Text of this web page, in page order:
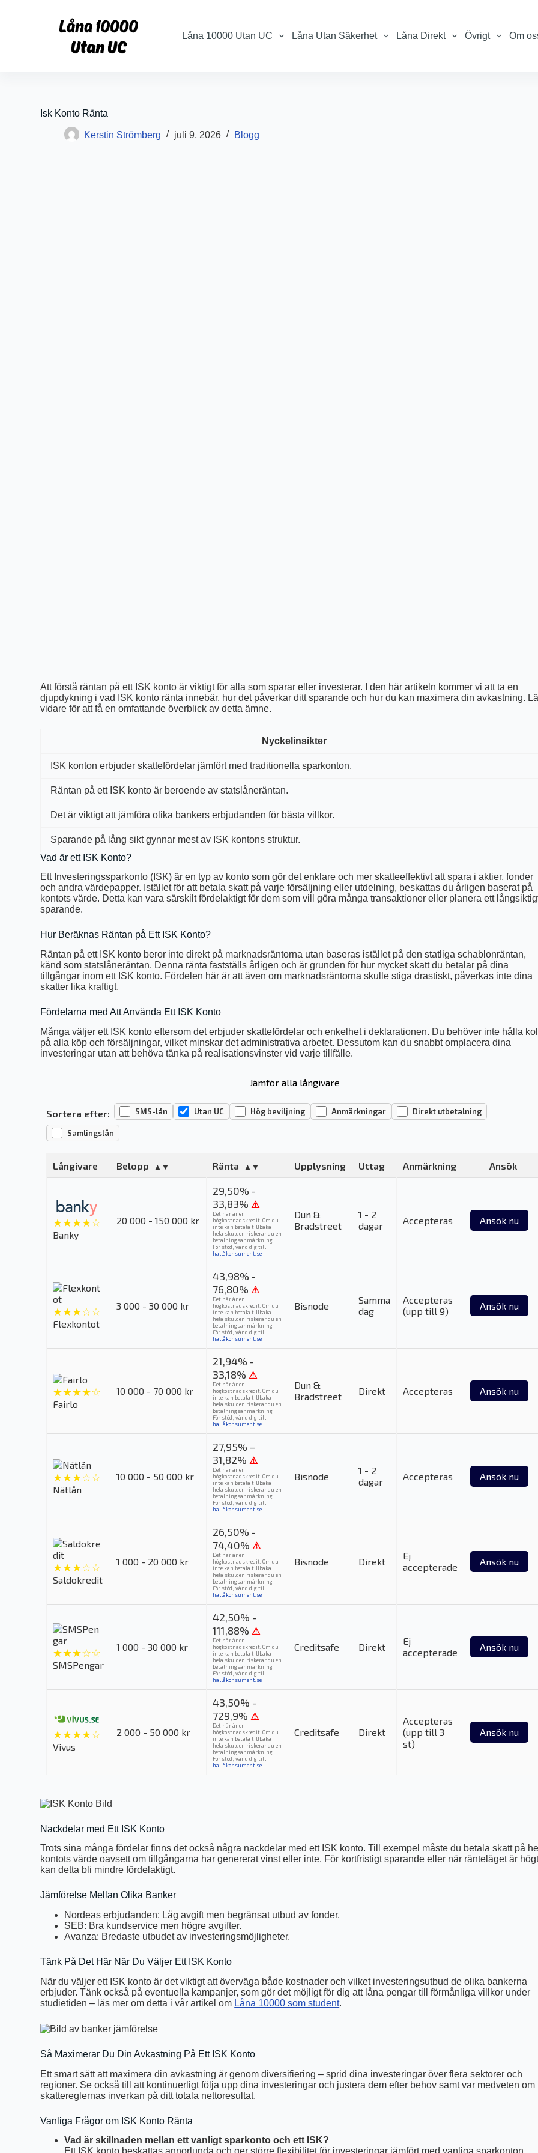
Låna 10000 Utan UC Låna Utan Säkerhet Låna Direkt Övrigt Om
Isk Konto Ränta
Kerstin Strömberg juli 9, 2026 Blogg
Att förstå räntan på ett ISK konto är viktigt för alla som sparar eller investerar. I den här artikeln kommer vi att ta en
djupdykning i vad ISK konto ränta innebär, hur det påverkar ditt sparande och hur du kan maximera din avkastning.
vidare för att få en omfattande överblick av detta ämne.
Nyckelinsikter
ISK konton erbjuder skattefördelar jämfört med traditionella sparkonton.
Räntan på ett ISK konto är beroende av statslåneräntan.
Det är viktigt att jämföra olika bankers erbjudanden för bästa villkor.
Sparande på lång sikt gynnar mest av ISK kontons struktur.
Vad är ett ISK Konto?
Ett Investeringssparkonto (ISK) är en typ av konto som gör det enklare och mer skatteeffektivt att spara i aktier, fonder
och andra värdepapper. Istället för att betala skatt på varje försäljning eller utdelning, beskattas du årligen baserat på
kontots värde. Detta kan vara särskilt fördelaktigt för dem som vill göra många transaktioner eller planera ett
sparande.
Hur Beräknas Räntan på Ett ISK Konto?
Räntan på ett ISK konto beror inte direkt på marknadsräntorna utan baseras istället på den statliga schablonräntan,
känd som statslåneräntan. Denna ränta fastställs årligen och är grunden för hur mycket skatt du betalar på dina
tillgångar inom ett ISK konto. Fördelen här är att även om marknadsräntorna skulle stiga drastiskt, påverkas inte dina
skatter lika kraftigt.
Fördelarna med Att Använda Ett ISK Konto
Många väljer ett ISK konto eftersom det erbjuder skattefördelar och enkelhet i deklarationen. Du behöver inte hålla
på alla köp och försäljningar, vilket minskar det administrativa arbetet. Dessutom kan du snabbt omplacera dina
investeringar utan att behöva tänka på realisationsvinster vid varje tillfälle.
Jämför alla långivare
Sortera efter: SMS-lån Utan UC Hög beviljning Anmärkningar Direkt utbetalning
Samlingslån
Långivare Belopp Ränta Upplysning Uttag Anmärkning Ansök
★★★★☆
Banky
20 000 - 150 000 kr
29,50% -
33,83% ⚠
Det här är en
högkostnadskredit. Om du
inte kan betala tillbaka
hela skulden riskerar du en
betalningsanmärkning.
För stöd, vänd dig till
hallåkonsument.se
Dun &
Bradstreet
1 - 2
dagar
Accepteras Ansök nu
★★★☆☆
Flexkontot
3 000 - 30 000 kr
43,98% -
76,80% ⚠
Det här är en
högkostnadskredit. Om du
inte kan betala tillbaka
hela skulden riskerar du en
betalningsanmärkning.
För stöd, vänd dig till
hallåkonsument.se
Bisnode
Samma
dag
Accepteras
(upp till 9)
Ansök nu
★★★★☆
Fairlo
10 000 - 70 000 kr
21,94% -
33,18% ⚠
Det här är en
högkostnadskredit. Om du
inte kan betala tillbaka
hela skulden riskerar du en
betalningsanmärkning.
För stöd, vänd dig till
hallåkonsument.se
Dun &
Bradstreet
Direkt Accepteras Ansök nu
★★★☆☆
Nätlån
10 000 - 50 000 kr
27,95% –
31,82% ⚠
Det här är en
högkostnadskredit. Om du
inte kan betala tillbaka
hela skulden riskerar du en
betalningsanmärkning.
För stöd, vänd dig till
hallåkonsument.se
Bisnode
1 - 2
dagar
Accepteras Ansök nu
★★★☆☆
Saldokredit
1 000 - 20 000 kr
26,50% -
74,40% ⚠
Det här är en
högkostnadskredit. Om du
inte kan betala tillbaka
hela skulden riskerar du en
betalningsanmärkning.
För stöd, vänd dig till
hallåkonsument.se
Bisnode Direkt
Ej
accepterade
Ansök nu
★★★☆☆
SMSPengar
1 000 - 30 000 kr
42,50% -
111,88% ⚠
Det här är en
högkostnadskredit. Om du
inte kan betala tillbaka
hela skulden riskerar du en
betalningsanmärkning.
För stöd, vänd dig till
hallåkonsument.se
Creditsafe Direkt
Ej
accepterade
Ansök nu
★★★★☆
Vivus
2 000 - 50 000 kr
43,50% -
729,9% ⚠
Det här är en
högkostnadskredit. Om du
inte kan betala tillbaka
hela skulden riskerar du en
betalningsanmärkning.
För stöd, vänd dig till
hallåkonsument.se
Creditsafe Direkt
Accepteras
(upp till 3
st)
Ansök nu
Nackdelar med Ett ISK Konto
Trots sina många fördelar finns det också några nackdelar med ett ISK konto. Till exempel måste du betala skatt på
kontots värde oavsett om tillgångarna har genererat vinst eller inte. För kortfristigt sparande eller när ränteläget är
kan detta bli mindre fördelaktigt.
Jämförelse Mellan Olika Banker
Nordeas erbjudanden: Låg avgift men begränsat utbud av fonder.
SEB: Bra kundservice men högre avgifter.
Avanza: Bredaste utbudet av investeringsmöjligheter.
Tänk På Det Här När Du Väljer Ett ISK Konto
När du väljer ett ISK konto är det viktigt att överväga både kostnader och vilket investeringsutbud de olika bankerna
erbjuder. Tänk också på eventuella kampanjer, som gör det möjligt för dig att låna pengar till förmånliga villkor under
studietiden – läs mer om detta i vår artikel om Låna 10000 som student.
Så Maximerar Du Din Avkastning På Ett ISK Konto
Ett smart sätt att maximera din avkastning är genom diversifiering – sprid dina investeringar över flera sektorer och
regioner. Se också till att kontinuerligt följa upp dina investeringar och justera dem efter behov samt var medveten om
skattereglernas inverkan på ditt totala nettoresultat.
Vanliga Frågor om ISK Konto Ränta
Vad är skillnaden mellan ett vanligt sparkonto och ett ISK?